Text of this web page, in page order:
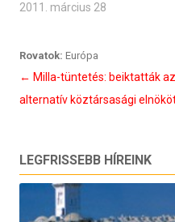
2011. március 28
Rovatok: Európa
Bejegyzés
navigáció
← Milla-tüntetés: beiktatták az
alternatív köztársasági
LEGFRISSEBB HÍREINK